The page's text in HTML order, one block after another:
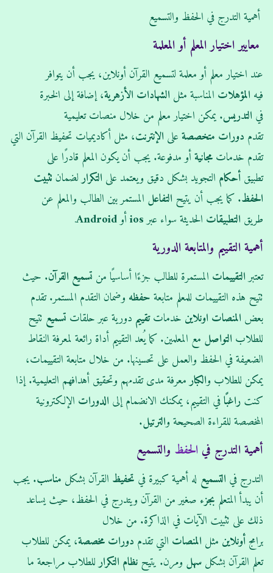
أهمية التدرج في الحفظ والتسميع
معايير اختيار المعلم أو المعلمة
عند اختيار معلم أو معلمة لتسميع القرآن أونلاين، يجب أن يتوافر
فيه المؤهلات المناسبة مثل الشهادات الأزهرية، إضافة إلى الخبرة
في التدريس. يمكن اختيار معلم من خلال منصات تعليمية
تقدم دورات متخصصةعلى الإنترنت، مثل أكاديميات تحفيظ القرآن التي
تقدم خدماتمجانيةأو مدفوعة. يجب أن يكون المعلم قادرًا على
تطبيقأحكام التجويد بشكل دقيق ويعتمد على التكرارلضمانتثبيت
الحفظ. كما يجب أن يتيح التفاعل المستمر بين الطالب والمعلم عن
طريق التطبيقات الحديثة سواء عبرiosأوAndroid
.
أهمية التقييم والمتابعة الدورية
تعتبرالتقييمات المستمرة للطالب جزءًا أساسيًا من تسميع القرآن. حيث
تتيح هذه التقييمات للمعلم متابعةحفظه وضمان التقدم المستمر. تقدم
بعض المنصات اونلاين خدماتتقييم دورية عبر حلقات تسميع تتيح
للطلاب التواصل مع المعلمين. كما يُعد التقييم أداة رائعة لمعرفة النقاط
الضعيفة في الحفظ والعمل على تحسينها. من خلال متابعة التقييمات،
يمكن للطلاب والكبارمعرفة مدى تقدمهم وتحقيق أهدافهم التعليمية. إذا
كنتراغبًافي التقييم، يمكنك الانضمام إلى الدورات الإلكترونية
المخصصة للقراءة الصحيحة والترتيل.
أهمية التدرج في الحفظ والتسميع
التدرج في التسميع له أهمية كبيرة في تحفيظ القرآن بشكل مناسب. يجب
أن يبدأ المتعلم بجزء صغير من القرآن ويتدرج في الحفظ، حيث يساعد
ذلك على تثبيت الآيات في الذاكرة. من خلال
برامجأونلاين مثل المنصات التي تقدم دوراتمخصصة، يمكن للطلاب
تعلم القرآن بشكلسهل ومرن. يتيحنظام التكرارللطلاب مراجعة ما